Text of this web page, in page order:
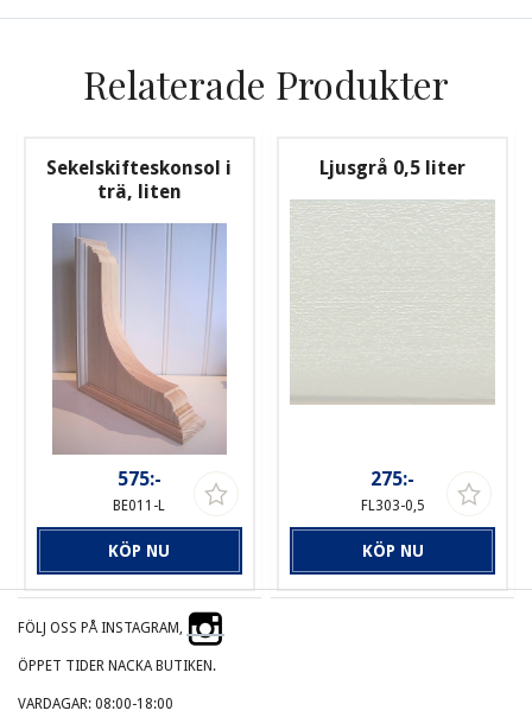
Relaterade Produkter
Sekelskifteskonsol i
trä, liten
575:-
BE011-L
KÖP NU
Ljusgrå 0,5 liter
275:-
FL303-0,5
KÖP NU
FÖLJ OSS PÅ INSTAGRAM,
ÖPPET TIDER NACKA BUTIKEN.
VARDAGAR: 08:00-18:00